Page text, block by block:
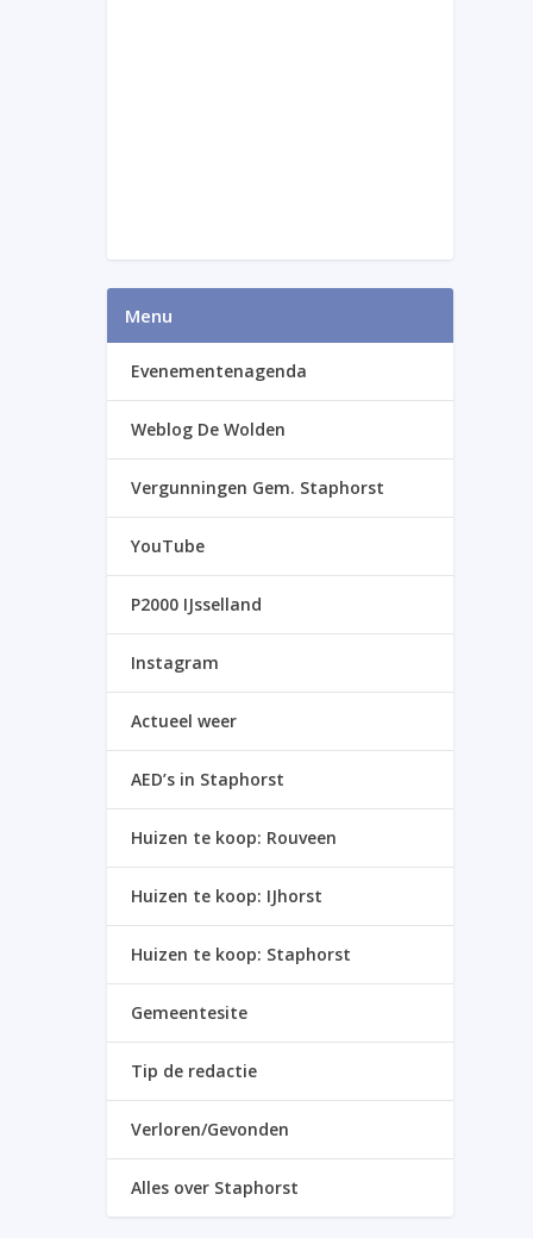
Menu
Evenementenagenda
Weblog De Wolden
Vergunningen Gem. Staphorst
YouTube
P2000 IJsselland
Instagram
Actueel weer
AED’s in Staphorst
Huizen te koop: Rouveen
Huizen te koop: IJhorst
Huizen te koop: Staphorst
Gemeentesite
Tip de redactie
Verloren/Gevonden
Alles over Staphorst